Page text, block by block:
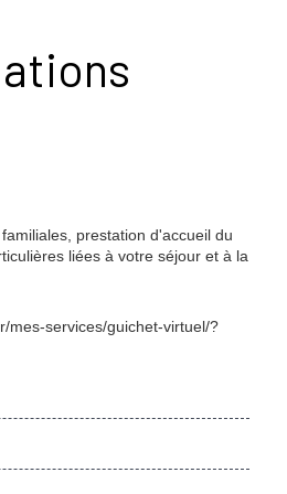
prestation d'accueil du
liées à votre séjour et à la
mes-services/guichet-virtuel/?